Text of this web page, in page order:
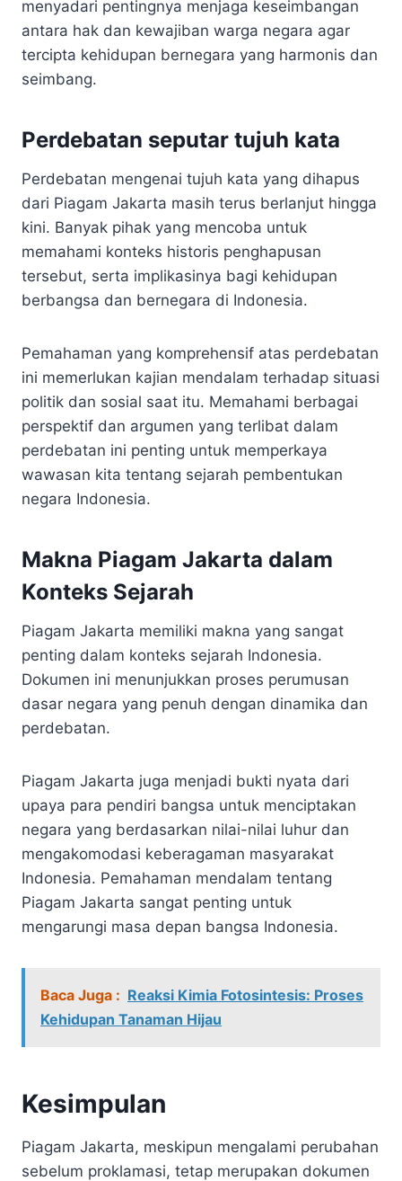
menyadari pentingnya menjaga keseimbangan
antara hak dan kewajiban warga negara agar
tercipta kehidupan bernegara yang harmonis dan
seimbang.
Perdebatan seputar tujuh kata
Perdebatan mengenai tujuh kata yang dihapus
dari Piagam Jakarta masih terus berlanjut hingga
kini. Banyak pihak yang mencoba untuk
memahami konteks historis penghapusan
tersebut, serta implikasinya bagi kehidupan
berbangsa dan bernegara di Indonesia.
Pemahaman yang komprehensif atas perdebatan
ini memerlukan kajian mendalam terhadap situasi
politik dan sosial saat itu. Memahami berbagai
perspektif dan argumen yang terlibat dalam
perdebatan ini penting untuk memperkaya
wawasan kita tentang sejarah pembentukan
negara Indonesia.
Makna Piagam Jakarta dalam
Konteks Sejarah
Piagam Jakarta memiliki makna yang sangat
penting dalam konteks sejarah Indonesia.
Dokumen ini menunjukkan proses perumusan
dasar negara yang penuh dengan dinamika dan
perdebatan.
Piagam Jakarta juga menjadi bukti nyata dari
upaya para pendiri bangsa untuk menciptakan
negara yang berdasarkan nilai-nilai luhur dan
mengakomodasi keberagaman masyarakat
Indonesia. Pemahaman mendalam tentang
Piagam Jakarta sangat penting untuk
mengarungi masa depan bangsa Indonesia.
Baca Juga : Reaksi Kimia Fotosintesis: Proses
Kehidupan Tanaman Hijau
Kesimpulan
Piagam Jakarta, meskipun mengalami perubahan
sebelum proklamasi, tetap merupakan dokumen